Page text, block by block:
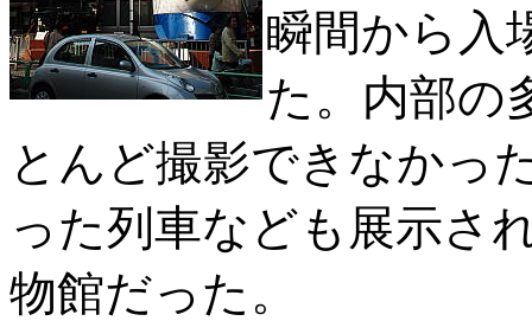
瞬間から入
た。内部の
とんど撮影できなかっ
った列車なども展示さ
物館だった。